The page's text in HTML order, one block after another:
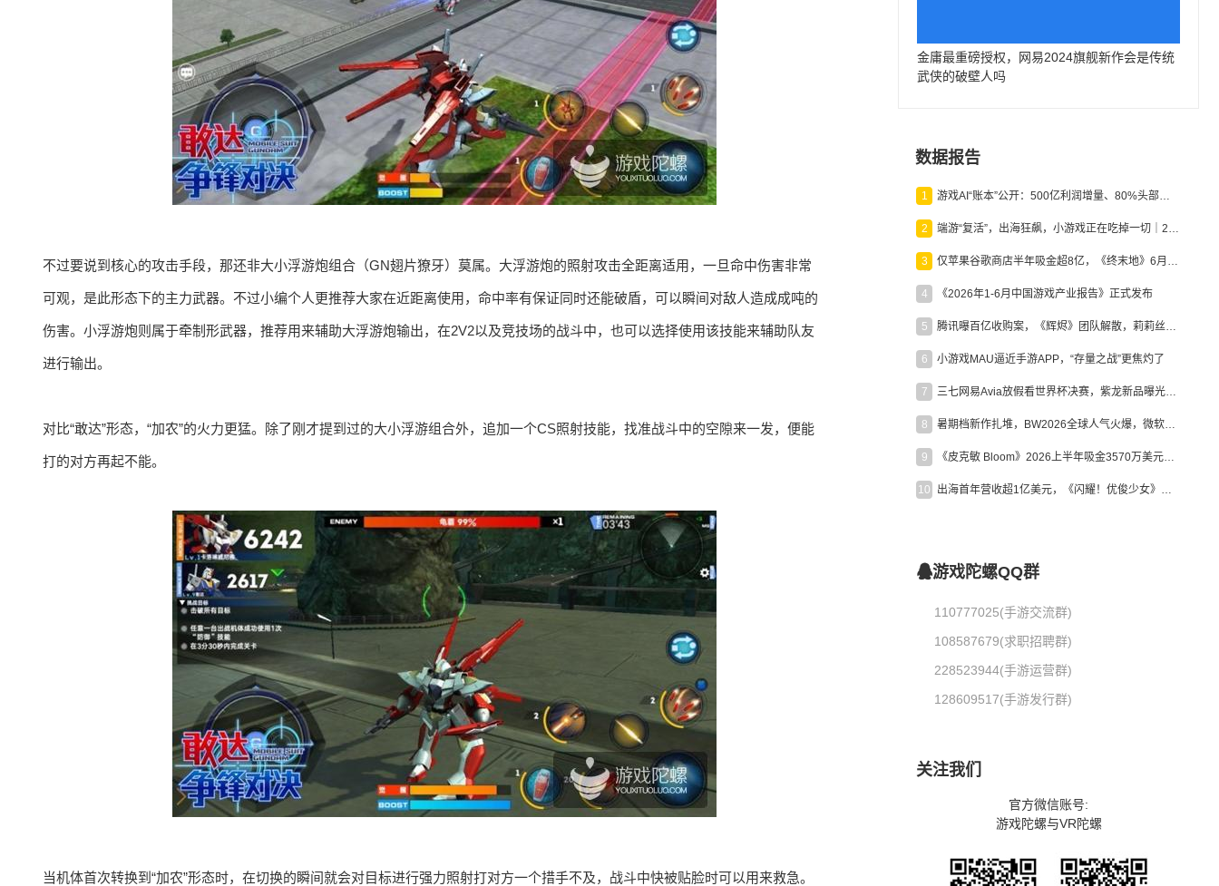
不过要说到核心的攻击手段，那还非大小浮游炮组合（GN翅片獠牙）莫属。大浮游炮的照射攻击全距离适用，一旦命中伤害非常
可观，是此形态下的主力武器。不过小编个人更推荐大家在近距离使用，命中率有保证同时还能破盾，可以瞬间对敌人造成成吨的
伤害。小浮游炮则属于牵制形武器，推荐用来辅助大浮游炮输出，在2V2以及竞技场的战斗中，也可以选择使用该技能来辅助队友
进行输出。
对比“敢达”形态，“加农”的火力更猛。除了刚才提到过的大小浮游组合外，追加一个CS照射技能，找准战斗中的空隙来一发，便能
打的对方再起不能。
当机体首次转换到“加农”形态时，在切换的瞬间就会对目标进行强力照射打对方一个措手不及，战斗中快被贴脸时可以用来救急。
金庸最重磅授权，网易2024旗舰新作会是传统
武侠的破壁人吗
数据报告
1 游戏AI“账本”公开：500亿利润增量、80%头部入局，谁在闷声发财？
2 端游“复活”，出海狂飙，小游戏正在吃掉一切｜2026上半年产业报告
3 仅苹果谷歌商店半年吸金超8亿，《终末地》6月份收入显著回暖
4 《2026年1-6月中国游戏产业报告》正式发布
5 腾讯曝百亿收购案，《辉烬》团队解散，莉莉丝新作曝光｜陀螺周报
6 小游戏MAU逼近手游APP，“存量之战”更焦灼了
7 三七网易Avia放假看世界杯决赛，紫龙新品曝光，米哈游新作上线 | 陀螺周报
8 暑期档新作扎堆，BW2026全球人气火爆，微软XBOX大裁员|陀螺周报
9 《皮克敏 Bloom》2026上半年吸金3570万美元，中国台湾成最大市场
10 出海首年营收超1亿美元，《闪耀！优俊少女》美国市场占比达七成
游戏陀螺QQ群
110777025(手游交流群)
108587679(求职招聘群)
228523944(手游运营群)
128609517(手游发行群)
关注我们
官方微信账号:
游戏陀螺与VR陀螺